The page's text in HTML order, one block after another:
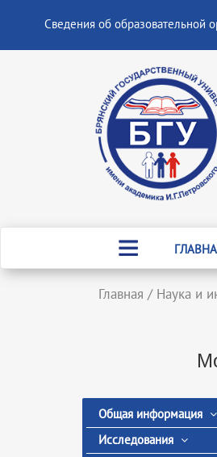
Сведения об образовательной
Главная / Наука и
Общая информация
Исследования